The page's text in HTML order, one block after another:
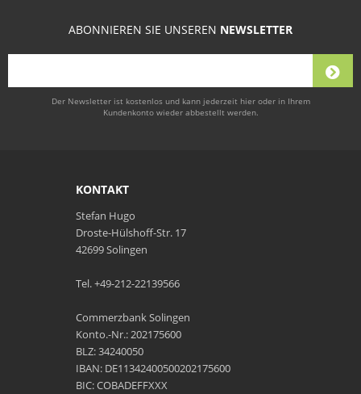
ABONNIEREN SIE UNSEREN NEWSLETTER
Der Newsletter ist kostenlos und kann jederzeit hier oder in Ihrem
Kundenkonto wieder abbestellt werden.
KONTAKT
Stefan Hugo
Droste-Hülshoff-Str. 17
42699 Solingen
Tel. +49-212-22139566
Commerzbank Solingen
Konto.-Nr.: 202175600
BLZ: 34240050
IBAN: DE11342400500202175600
BIC: COBADEFFXXX